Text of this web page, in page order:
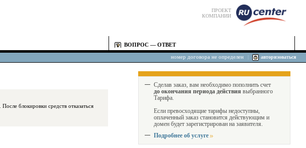
ПРОЕКТ
КОМПАНИИ
ВОПРОС — ОТВЕТ
номер договора не определен авторизоваться
Сделав заказ, вам необходимо пополнить счет
до окончания периода действия выбранного
Тарифа.
Если превосходящие тарифы недоступны,
оплаченный заказ становится действующим и
домен будет зарегистрирован на заявителя.
Подробнее об услуге